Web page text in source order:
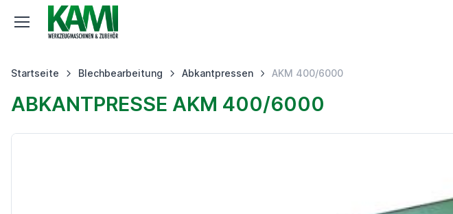
Startseite Blechbearbeitung Abkantpressen AKM 400/6000
ABKANTPRESSE AKM 400/6000